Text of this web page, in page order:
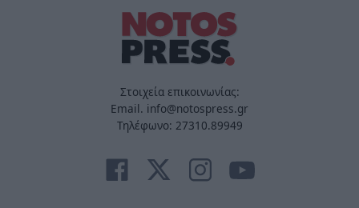
Στοιχεία επικοινωνίας:
Email. info@notospress.gr
Τηλέφωνο: 27310.89949